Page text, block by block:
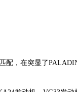
配，在突显了